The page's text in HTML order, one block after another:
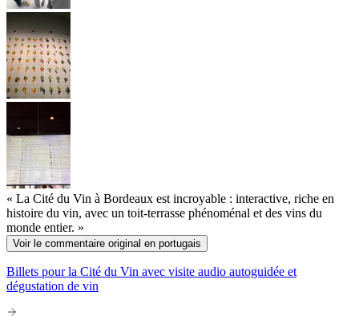
« La Cité du Vin à Bordeaux est incroyable : interactive, riche en
histoire du vin, avec un toit-terrasse phénoménal et des vins du
monde entier. »
Voir le commentaire original en portugais
Billets pour la Cité du Vin avec visite audio autoguidée et
dégustation de vin